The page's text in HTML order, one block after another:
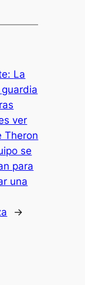
La
ver
Theron
se
para
una
→